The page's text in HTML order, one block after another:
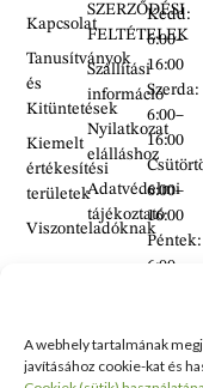
A webhely tartalmának
javításához cookie-kat és
Kapcsolat
Tanusítványok
és
Kitüntetések
Kiemelt
értékesítési
területek
Viszonteladóknak
SZERZŐDÉSI
FELTÉTELEK
Szállítási
információ
Nyilatkozat
elálláshoz
Adatvédelmi
tájékoztató
Kedd:
6:00–
16:00
Szerda:
6:00–
16:00
6:00–
16:00
Péntek:
6:00–
6:00–
14:00